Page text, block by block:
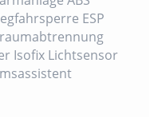
ESP
Isofix Lichtsensor